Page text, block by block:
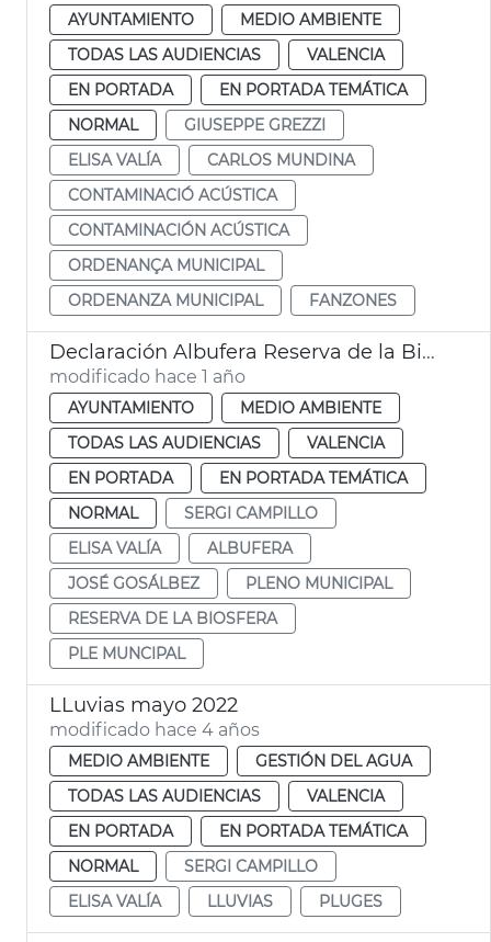
AYUNTAMIENTO
MEDIO AMBIENTE
TODAS LAS AUDIENCIAS
VALENCIA
EN PORTADA
EN PORTADA TEMÁTICA
NORMAL
GIUSEPPE GREZZI
ELISA VALÍA
CARLOS MUNDINA
CONTAMINACIÓ ACÚSTICA
CONTAMINACIÓN ACÚSTICA
ORDENANÇA MUNICIPAL
ORDENANZA MUNICIPAL
FANZONES
Declaración Albufera Reserva de la Biosfera Unesco
modificado hace 1 año
AYUNTAMIENTO
MEDIO AMBIENTE
TODAS LAS AUDIENCIAS
VALENCIA
EN PORTADA
EN PORTADA TEMÁTICA
NORMAL
SERGI CAMPILLO
ELISA VALÍA
ALBUFERA
JOSÉ GOSÁLBEZ
PLENO MUNICIPAL
RESERVA DE LA BIOSFERA
PLE MUNCIPAL
LLuvias mayo 2022
modificado hace 4 años
MEDIO AMBIENTE
GESTIÓN DEL AGUA
TODAS LAS AUDIENCIAS
VALENCIA
EN PORTADA
EN PORTADA TEMÁTICA
NORMAL
SERGI CAMPILLO
ELISA VALÍA
LLUVIAS PLUGES